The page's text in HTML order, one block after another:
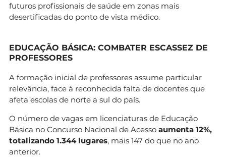
Sim. O Ministério da Educação, Ciência e
Inovação disponibiliza 2.500
mestrados que conduzem à habilitação
profissional para
a docência. Esta medida visa incentivar a
escolha da carreira docente
e combater a escassez de professores.
Quantas vagas existem no total no ensino
superior?
Para o ano letivo 2026/2027, o sistema de ensino
superior português
futuros profissionais de saúde em zonas mais
desertificadas do ponto de vista médico.
EDUCAÇÃO BÁSICA: COMBATER ESCASSEZ DE
PROFESSORES
A formação inicial de professores assume particular
relevância, face à reconhecida falta de docentes que
afeta escolas de norte a sul do país.
O número de vagas em licenciaturas de Educação
Básica no Concurso Nacional de Acesso aumenta 12%,
totalizando 1.344 lugares, mais 147 do que no ano
anterior.